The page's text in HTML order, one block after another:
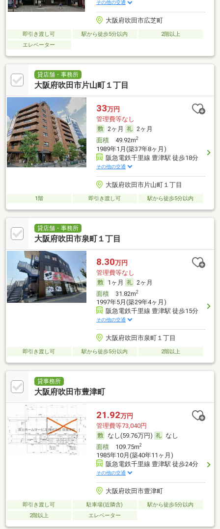
その他の交通
大阪府吹田市広芝町
即引き渡し可 駅から徒歩5分以内
2階以上
エレベーター
貸店舗・事務所
大阪府吹田市片山町１丁目
33万円
管理費等なし
2ヶ月
2ヶ月
面積49.92m2
1989年1月(築37年8ヶ月)
阪急電鉄千里線 豊津駅 徒歩18分
その他の交通
大阪府吹田市片山町１丁目
1階 即引き渡し可 駅から徒歩5分以内
貸店舗・事務所
大阪府吹田市泉町１丁目
8.30万円
管理費等なし
1ヶ月
2ヶ月
面積31.82m2
1997年5月(築29年4ヶ月)
阪急電鉄千里線 豊津駅 徒歩15分
その他の交通
大阪府吹田市泉町１丁目
即引き渡し可 駅から徒歩5分以内 2階以上
貸事務所
大阪府吹田市豊津町
21.92万円
管理費等73,040円
なし(59.76万円)
なし
面積109.75m2
1985年10月(築40年11ヶ月)
阪急電鉄千里線 豊津駅 徒歩24分
その他の交通
大阪府吹田市豊津町
即引き渡し可 駐車場(近隣含)
駅から徒歩5分以内
2階以上
エレベーター